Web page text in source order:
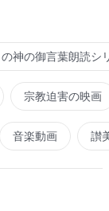
の神の御言葉朗読シ
宗教迫害の映画
音楽動画 讃